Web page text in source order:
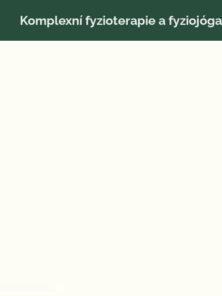
Komplexní fyzioterapie a fyziojóga